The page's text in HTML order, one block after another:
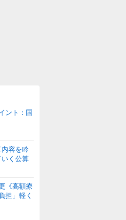
ント：国
容を吟
く公算
《高額療
担」軽く